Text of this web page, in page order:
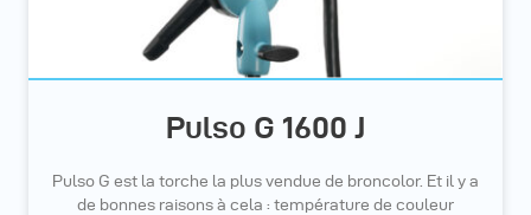
Pulso G 1600 J
Pulso G est la torche la plus vendue de broncolor. Et il y a
de bonnes raisons à cela : température de couleur